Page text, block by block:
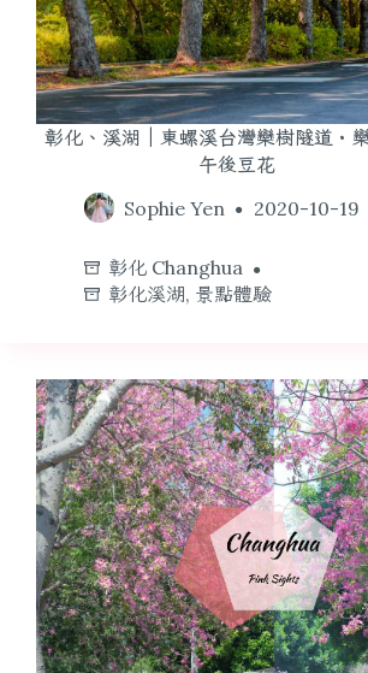
彰化、溪湖｜東螺溪台灣欒樹隧道・
午後豆花
Sophie Yen
2020-10-19
彰化 Changhua
彰化溪湖, 景點體驗